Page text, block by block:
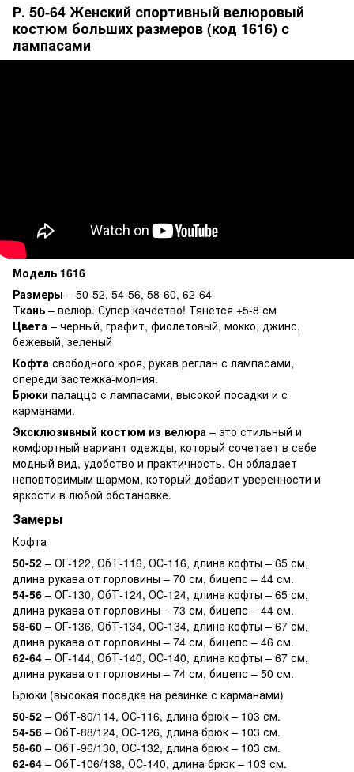
Р. 50-64 Женский спортивный велюровый
костюм больших размеров (код 1616) с
лампасами
Модель 1616
Размеры – 50-52, 54-56, 58-60, 62-64
Ткань – велюр. Супер качество! Тянется +5-8 см
Цвета – черный, графит, фиолетовый, мокко, джинс,
бежевый, зеленый
Кофта свободного кроя, рукав реглан с лампасами,
спереди застежка-молния.
Брюки палаццо с лампасами, высокой посадки и с
карманами.
Эксклюзивный костюм из велюра – это стильный и
комфортный вариант одежды, который сочетает в себе
модный вид, удобство и практичность. Он обладает
неповторимым шармом, который добавит уверенности и
яркости в любой обстановке.
Замеры
Кофта
50-52 – ОГ-122, ОбТ-116, ОС-116, длина кофты – 65 см,
длина рукава от горловины – 70 см, бицепс – 44 см.
54-56 – ОГ-130, ОбТ-124, ОС-124, длина кофты – 65 см,
длина рукава от горловины – 73 см, бицепс – 44 см.
58-60 – ОГ-136, ОбТ-134, ОС-134, длина кофты – 67 см,
длина рукава от горловины – 74 см, бицепс – 46 см.
62-64 – ОГ-144, ОбТ-140, ОС-140, длина кофты – 67 см,
длина рукава от горловины – 74 см, бицепс – 50 см.
Брюки (высокая посадка на резинке с карманами)
50-52 – ОбТ-80/114, ОС-116, длина брюк – 103 см.
54-56 – ОбТ-88/124, ОС-126, длина брюк – 103 см.
58-60 – ОбТ-96/130, ОС-132, длина брюк – 103 см.
62-64 – ОбТ-106/138, ОС-140, длина брюк – 103 см.